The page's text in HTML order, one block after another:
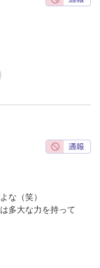
な（笑）
多大な力を持って